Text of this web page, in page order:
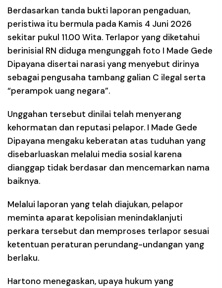
Berdasarkan tanda bukti laporan pengaduan,
peristiwa itu bermula pada Kamis 4 Juni 2026
sekitar pukul 11.00 Wita. Terlapor yang diketahui
berinisial RN diduga mengunggah foto I Made Gede
Dipayana disertai narasi yang menyebut dirinya
sebagai pengusaha tambang galian C ilegal serta
“perampok uang negara”.
Unggahan tersebut dinilai telah menyerang
kehormatan dan reputasi pelapor. I Made Gede
Dipayana mengaku keberatan atas tuduhan yang
disebarluaskan melalui media sosial karena
dianggap tidak berdasar dan mencemarkan nama
baiknya.
Melalui laporan yang telah diajukan, pelapor
meminta aparat kepolisian menindaklanjuti
perkara tersebut dan memproses terlapor sesuai
ketentuan peraturan perundang-undangan yang
berlaku.
Hartono menegaskan, upaya hukum yang